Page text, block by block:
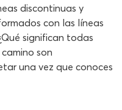
discontinuas y
con las líneas
significan todas
son
una vez que conoces